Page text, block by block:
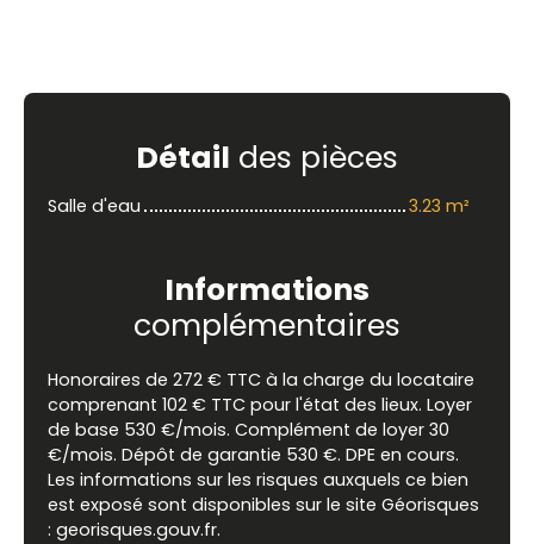
Détail des pièces
Salle d'eau 3.23 m²
Informations
complémentaires
Honoraires de 272 € TTC à la charge du locataire
comprenant 102 € TTC pour l'état des lieux. Loyer
de base 530 €/mois. Complément de loyer 30
€/mois. Dépôt de garantie 530 €. DPE en cours.
Les informations sur les risques auxquels ce bien
est exposé sont disponibles sur le site Géorisques
: georisques.gouv.fr.